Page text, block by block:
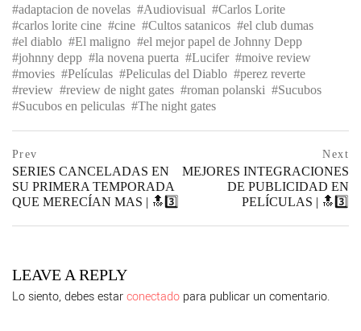
adaptacion de novelas Audiovisual
Carlos Lorite
carlos lorite cine
cine Cultos satanicos
el club dumas
el diablo
El maligno
el mejor papel de Johnny Depp
johnny depp
la novena puerta Lucifer
moive review
movies
Películas Peliculas del Diablo
perez reverte
review
review de night gates roman polanski
Sucubos
Sucubos en peliculas
The night gates
Navegación
de
entradas
Prev
postPrevious
page
SERIES CANCELADAS EN
SU PRIMERA TEMPORADA
QUE MERECÍAN MAS | 🔝3️⃣
Next
MEJORES INTEGRACIONES
DE PUBLICIDAD EN
PELÍCULAS | 🔝3️⃣
LEAVE A REPLY
Lo siento, debes estarconectado para publicar un comentario.